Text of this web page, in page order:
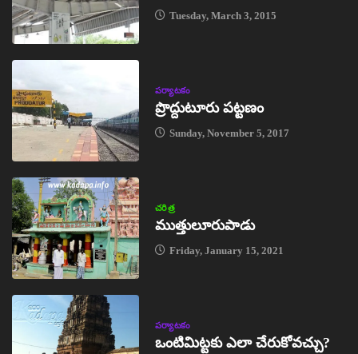
Tuesday, March 3, 2015
పర్యాటకం
ప్రొద్దుటూరు పట్టణం
Sunday, November 5, 2017
చరిత్ర
ముత్తులూరుపాడు
Friday, January 15, 2021
పర్యాటకం
ఒంటిమిట్టకు ఎలా చేరుకోవచ్చు?